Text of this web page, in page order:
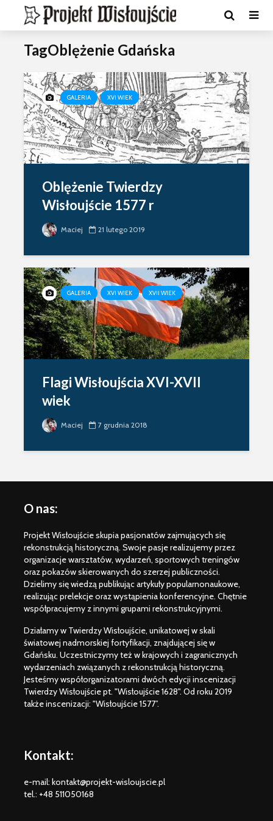
TagOblężenie Gdańska
GALERIA XVI WIEK
Oblężenie Twierdzy
Wisłoujście 1577 r
Maciej 21 lutego 2019
GALERIA XVI WIEK XVII WIEK
Flagi Wisłoujścia XVI-XVII
wiek
Maciej 7 grudnia 2018
O nas:
Projekt Wisłoujście skupia pasjonatów zajmujących się
rekonstrukcją historyczną. Swoje pasje realizujemy przez
organizacje warsztatów, wydarzeń, sportowych treningów
oraz pokazów skierowanych do szerzej publiczności.
Dzielimy się wiedzą publikując artykuły popularnonaukowe,
realizując prelekcje oraz wystąpienia konferencyjne. Chętnie
współpracujemy z innymi grupami rekonstrukcyjnymi.
Działamy w Twierdzy Wisłoujście, unikatowej w skali
światowej nadmorskiej fortyfikacji, znajdującej się w
Gdańsku. Uczestniczymy też w krajowych i zagranicznych
wydarzeniach związanych z rekonstrukcją historyczną.
Jesteśmy współorganizatorami dwóch edycji inscenizacji
Twierdzy Wisłoujście pt. "Wisłoujście 1628". Od roku 2019
także inscenizacji: "Wisłoujście 1577”.
Kontakt:
e-mail: kontakt@projekt-wisloujscie.pl
tel.: +48 511050168
Wisłoujście 1628 /
2025 Informacje